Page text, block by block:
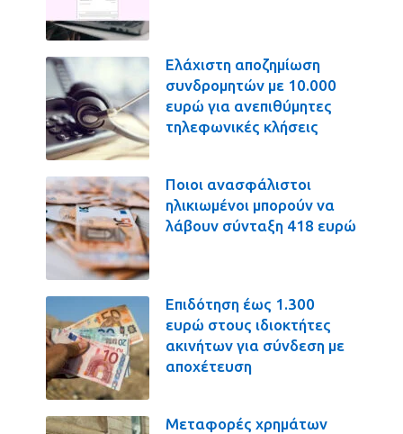
Ελάχιστη αποζημίωση
συνδρομητών με 10.000
ευρώ για ανεπιθύμητες
τηλεφωνικές κλήσεις
Ποιοι ανασφάλιστοι
ηλικιωμένοι μπορούν να
λάβουν σύνταξη 418 ευρώ
Επιδότηση έως 1.300
ευρώ στους ιδιοκτήτες
ακινήτων για σύνδεση με
αποχέτευση
Μεταφορές χρημάτων